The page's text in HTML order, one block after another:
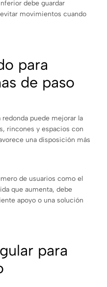
debe guardar
movimientos cuando
para
de paso
puede mejorar la
rincones y espacios con
una disposición más
de usuarios como el
que aumenta, debe
apoyo o una solución
para